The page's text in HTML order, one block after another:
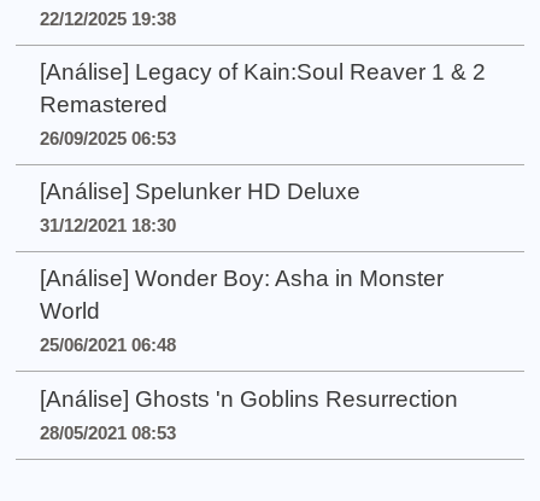
22/12/2025 19:38
[Análise] Legacy of Kain:Soul Reaver 1 & 2
Remastered
26/09/2025 06:53
[Análise] Spelunker HD Deluxe
31/12/2021 18:30
[Análise] Wonder Boy: Asha in Monster
World
25/06/2021 06:48
[Análise] Ghosts 'n Goblins Resurrection
28/05/2021 08:53